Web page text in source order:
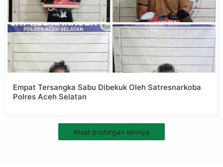
Empat Tersangka Sabu Dibekuk Oleh Satresnarkoba
Polres Aceh Selatan
Muat postingan lainnya